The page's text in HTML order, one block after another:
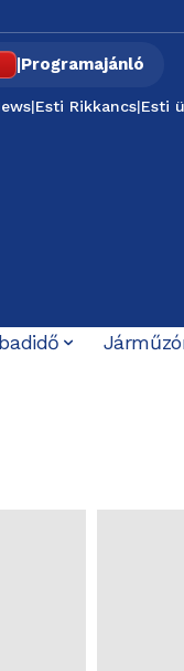
|Programajánló
|Esti Rikkancs|Esti